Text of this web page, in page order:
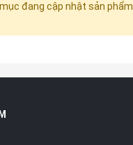
đang cập nhật sản phẩm